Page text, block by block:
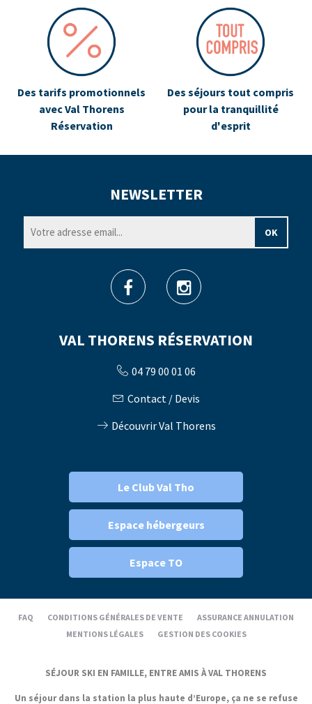
Des tarifs promotionnels
avec Val Thorens
Réservation
Des séjours tout compris
pour la tranquillité
d'esprit
VAL THORENS RÉSERVATION
04 79 00 01 06
Contact / Devis
Découvrir Val Thorens
NEWSLETTER
Le Club Val Tho
Espace hébergeurs
Espace TO
FAQ CONDITIONS GÉNÉRALES DE VENTE
ASSURANCE ANNULATION
MENTIONS LÉGALES
GESTION DES COOKIES
SÉJOUR SKI EN FAMILLE, ENTRE AMIS À VAL THORENS
Un séjour dans la station la plus haute d’Europe, ça ne se refuse